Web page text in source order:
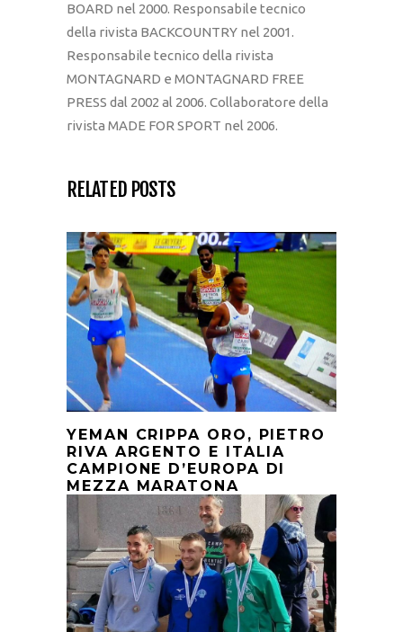
BOARD nel 2000. Responsabile tecnico
della rivista BACKCOUNTRY nel 2001.
Responsabile tecnico della rivista
MONTAGNARD e MONTAGNARD FREE
PRESS dal 2002 al 2006. Collaboratore della
rivista MADE FOR SPORT nel 2006.
RELATED POSTS
YEMAN CRIPPA ORO, PIETRO
RIVA ARGENTO E ITALIA
CAMPIONE D’EUROPA DI
MEZZA MARATONA